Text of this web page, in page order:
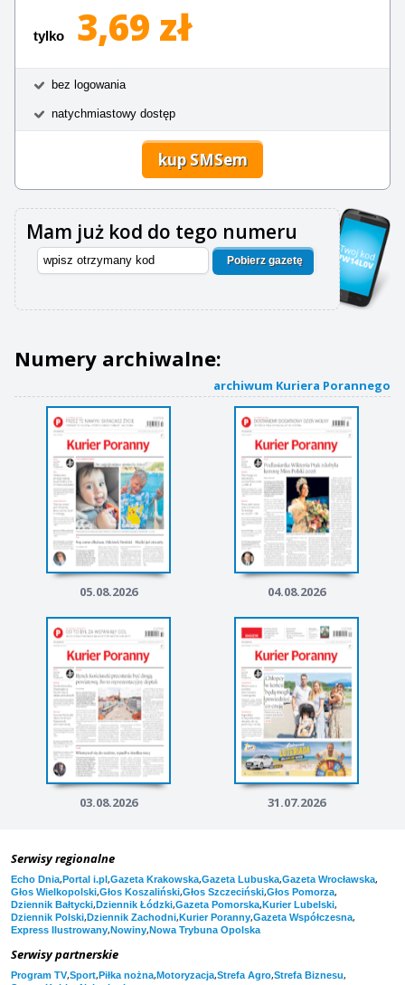
tylko 3,69 zł
bez logowania
natychmiastowy dostęp
kup SMSem
Mam już kod do tego numeru
Pobierz gazetę
Numery archiwalne:
archiwum Kuriera Porannego
05.08.2026 04.08.2026
03.08.2026 31.07.2026
Serwisy regionalne
Echo Dnia,Portal i.pl,Gazeta Krakowska,Gazeta Lubuska,Gazeta Wrocławska,
Głos Wielkopolski,Głos Koszaliński,Głos Szczeciński,Głos Pomorza,
Dziennik Bałtycki,Dziennik Łódzki,Gazeta Pomorska,Kurier Lubelski,
Dziennik Polski,Dziennik Zachodni,Kurier Poranny,Gazeta Współczesna,
Express Ilustrowany,Nowiny,Nowa Trybuna Opolska
Serwisy partnerskie
Program TV,Sport,Piłka nożna,Motoryzacja,Strefa Agro,Strefa Biznesu,